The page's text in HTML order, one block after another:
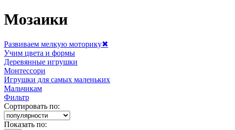
Мозаики
Развиваем мелкую моторику✖
Учим цвета и формы
Деревянные игрушки
Монтессори
Игрушки для самых маленьких
Мальчикам
Фильтр
Сортировать по:
Показать по: